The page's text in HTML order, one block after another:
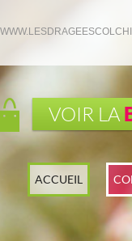
VOIR LA
ACCUEIL